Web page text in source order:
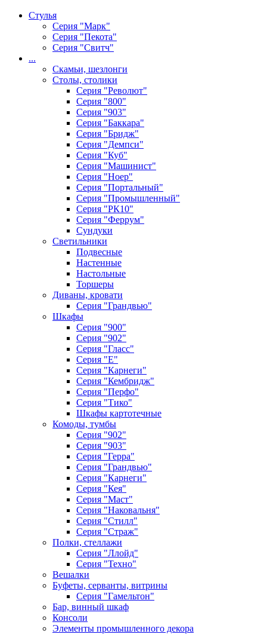
Стулья
Серия "Марк"
Серия "Пекота"
Серия "Свитч"
...
Скамьи, шезлонги
Столы, столики
Серия "Револют"
Серия "800"
Серия "903"
Серия "Баккара"
Серия "Бридж"
Серия "Демпси"
Серия "Куб"
Серия "Машинист"
Серия "Ноер"
Серия "Портальный"
Серия "Промышленный"
Серия "РК10"
Серия "Феррум"
Сундуки
Светильники
Подвесные
Настенные
Настольные
Торшеры
Диваны, кровати
Серия "Грандвью"
Шкафы
Серия "900"
Серия "902"
Серия "Гласс"
Серия "Е"
Серия "Карнеги"
Серия "Кембридж"
Серия "Перфо"
Серия "Тико"
Шкафы картотечные
Комоды, тумбы
Серия "902"
Серия "903"
Серия "Герра"
Серия "Грандвью"
Серия "Карнеги"
Серия "Кея"
Серия "Маст"
Серия "Наковальня"
Серия "Стилл"
Серия "Страж"
Полки, стеллажи
Серия "Ллойд"
Серия "Техно"
Вешалки
Буфеты, серванты, витрины
Серия "Гамельтон"
Бар, винный шкаф
Консоли
Элементы промышленного декора